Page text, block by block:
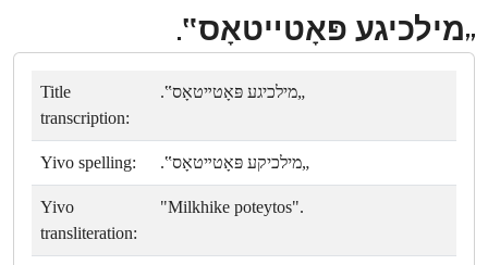
„מילכיגע פּאָטײטאָס‟.
Title
transcription:
„מילכיגע פּאָטײטאָס‟.
Yivo spelling: „מילכיקע פּאָטײטאָס‟.
Yivo
transliteration:
"Milkhike poteytos".